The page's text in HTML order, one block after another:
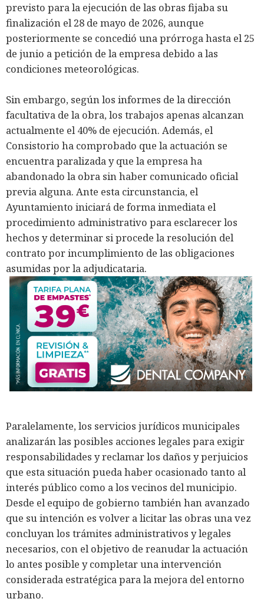
previsto para la ejecución de las obras fijaba su
finalización el 28 de mayo de 2026, aunque
posteriormente se concedió una prórroga hasta el 25
de junio a petición de la empresa debido a las
condiciones meteorológicas.
Sin embargo, según los informes de la dirección
facultativa de la obra, los trabajos apenas alcanzan
actualmente el 40% de ejecución. Además, el
Consistorio ha comprobado que la actuación se
encuentra paralizada y que la empresa ha
abandonado la obra sin haber comunicado oficial
previa alguna. Ante esta circunstancia, el
Ayuntamiento iniciará de forma inmediata el
procedimiento administrativo para esclarecer los
hechos y determinar si procede la resolución del
contrato por incumplimiento de las obligaciones
asumidas por la adjudicataria.
Paralelamente, los servicios jurídicos municipales
analizarán las posibles acciones legales para exigir
responsabilidades y reclamar los daños y perjuicios
que esta situación pueda haber ocasionado tanto al
interés público como a los vecinos del municipio.
Desde el equipo de gobierno también han avanzado
que su intención es volver a licitar las obras una vez
concluyan los trámites administrativos y legales
necesarios, con el objetivo de reanudar la actuación
lo antes posible y completar una intervención
considerada estratégica para la mejora del entorno
urbano.